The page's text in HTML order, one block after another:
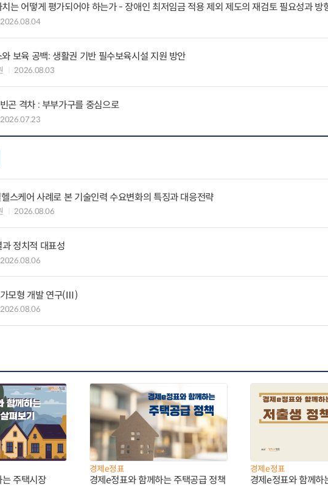
는 어떻게 평가되어야 하는가 - 장애인 최저임금 적용 제외 제도의 재검토 필요성과 방
2026.08.04
보육 공백: 생활권 기반 필수보육시설 지원 방안
2026.08.03
곤 격차 : 부부가구를 중심으로
2026.07.23
스케어 사례로 본 기술인력 수요변화의 특징과 대응전략
2026.08.06
정치적 대표성
2026.08.06
모형 개발 연구(Ⅲ)
2026.08.06
주택시장
경제e정표
경제e정표와 함께하는 주택공급 정책
경제e정표
경제e정표와 함께하